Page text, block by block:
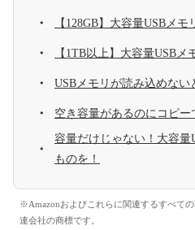
【128GB】大容量USBメ
【1TB以上】大容量USBメ
USBメモリが読み込めない
空き容量があるのにコピー
容量だけじゃない！大容量
ものを！
※Amazonおよびこれらに関連するすべて
連会社の商標です。